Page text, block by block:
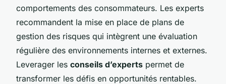
comportements des consommateurs. Les experts
recommandent la mise en place de plans de
gestion des risques qui intègrent une évaluation
régulière des environnements internes et externes.
Leverager les conseils d’experts permet de
transformer les défis en opportunités rentables.